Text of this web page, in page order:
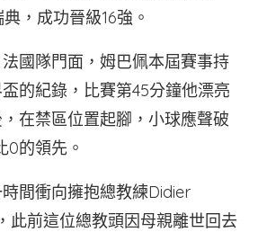
，成功晉級16強。
國隊門面，姆巴佩本屆賽事持
的紀錄，比賽第45分鐘他漂亮
在禁區位置起腳，小球應聲破
0的領先。
間衝向擁抱總教練Didier
此前這位總教頭因母親離世回去